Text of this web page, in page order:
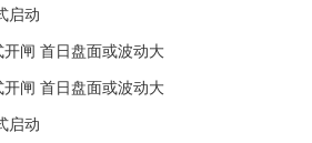
启动
闸 首日盘面或波动大
闸 首日盘面或波动大
启动